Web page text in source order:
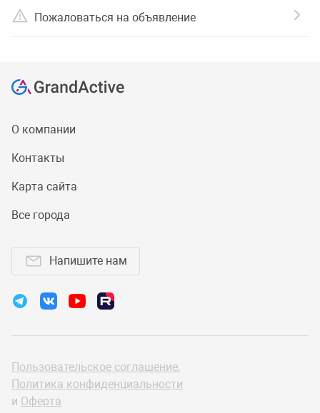
Пожаловаться на объявление
О компании
Контакты
Карта сайта
Все города
Напишите нам
Пользовательское соглашение,
Политика конфиденциальности
и Оферта